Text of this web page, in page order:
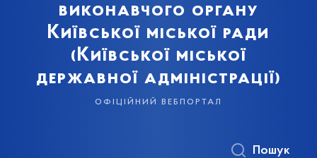
виконавчого органу
Київської міської ради
(Київської міської
державної адміністрації)
офіційний вебпортал
Пошук